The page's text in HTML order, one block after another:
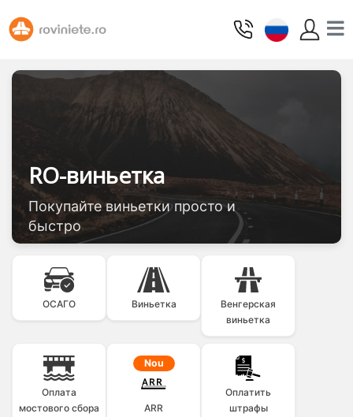
RO-виньетка
Покупайте виньетки просто и
быстро
ОСАГО Виньетка
Венгерская
виньетка
Оплата
мостового сбора
Nou
ARR
Оплатить
штрафы